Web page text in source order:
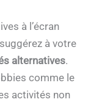
à l’écran
à votre
alternatives.
comme le
activités non